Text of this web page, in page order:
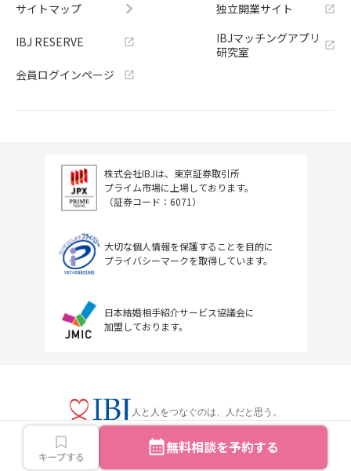
キープする 無料相談を予約する
サイトマップ
IBJ RESERVE
会員ログインページ
独立開業サイト
IBJマッチングアプリ
研究室
株式会社IBJは、東京証券取引所
プライム市場に上場しております。
（証券コード：6071）
大切な個人情報を保護することを目的に
プライバシーマークを取得しています。
日本結婚相手紹介サービス協議会に
加盟しております。
人と人をつなぐのは、人だと思う。